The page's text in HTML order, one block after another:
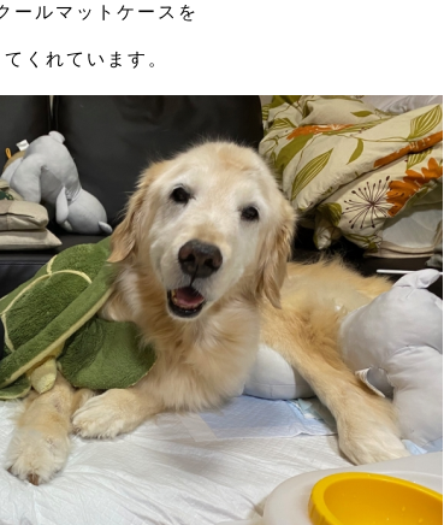
ールマットケースを
くれています。